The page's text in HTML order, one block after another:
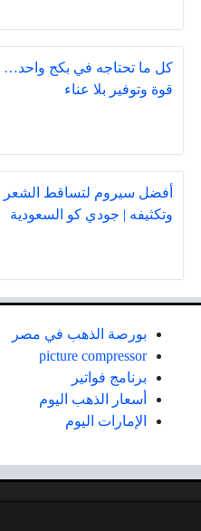
كل ما تحتاجه في بكج واحد…
قوة وتوفير بلا عناء
أفضل سيروم لتساقط الشعر
وتكثيفه | جودي كو السعودية
بورصة الذهب في مصر
picture compressor
برنامج فواتير
أسعار الذهب اليوم
الإمارات اليوم